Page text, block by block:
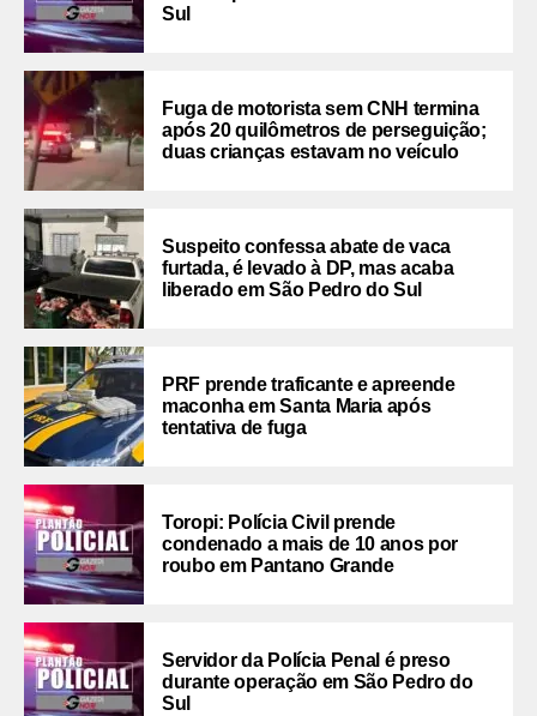
Sul
Fuga de motorista sem CNH termina
após 20 quilômetros de perseguição;
duas crianças estavam no veículo
Suspeito confessa abate de vaca
furtada, é levado à DP, mas acaba
liberado em São Pedro do Sul
PRF prende traficante e apreende
maconha em Santa Maria após
tentativa de fuga
Toropi: Polícia Civil prende
condenado a mais de 10 anos por
roubo em Pantano Grande
Servidor da Polícia Penal é preso
durante operação em São Pedro do
Sul